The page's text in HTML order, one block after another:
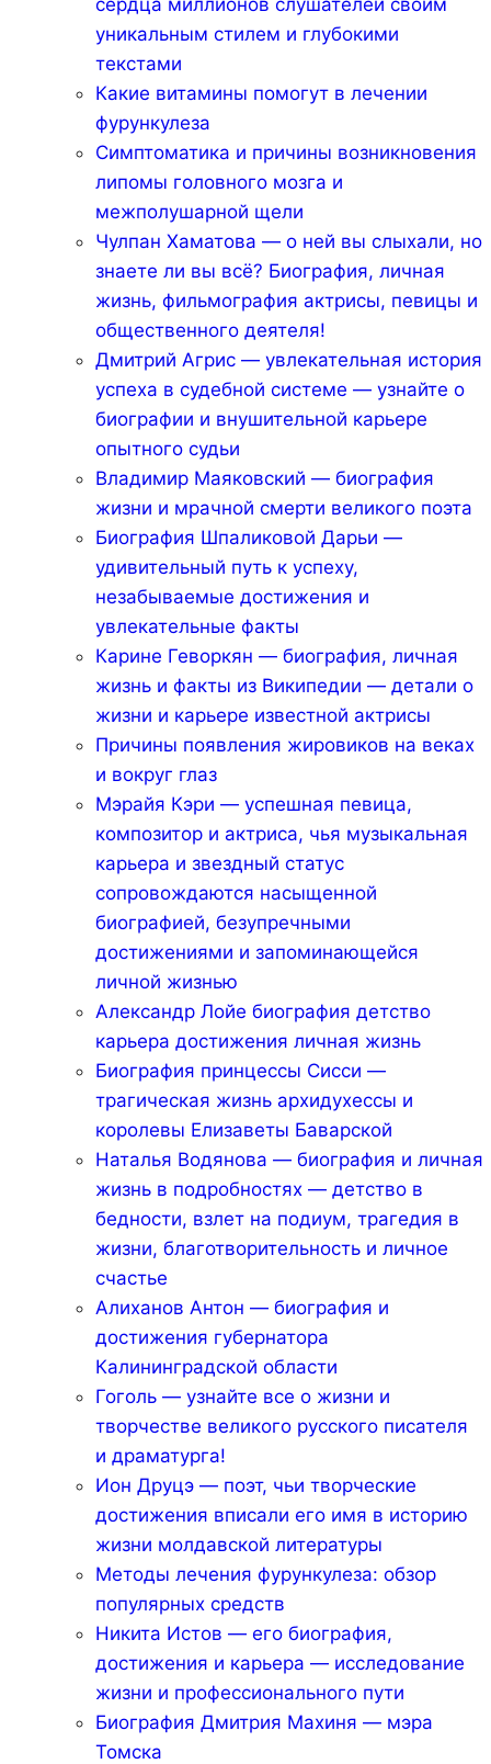
уникальным стилем и глубокими
текстами
Какие витамины помогут в лечении
фурункулеза
Симптоматика и причины возникновения
липомы головного мозга и
межполушарной щели
Чулпан Хаматова — о ней вы слыхали, но
знаете ли вы всё? Биография, личная
жизнь, фильмография актрисы, певицы и
общественного деятеля!
Дмитрий Агрис — увлекательная история
успеха в судебной системе — узнайте о
биографии и внушительной карьере
опытного судьи
Владимир Маяковский — биография
жизни и мрачной смерти великого поэта
Биография Шпаликовой Дарьи —
удивительный путь к успеху,
незабываемые достижения и
увлекательные факты
Карине Геворкян — биография, личная
жизнь и факты из Википедии — детали о
жизни и карьере известной актрисы
Причины появления жировиков на веках
и вокруг глаз
Мэрайя Кэри — успешная певица,
композитор и актриса, чья музыкальная
карьера и звездный статус
сопровождаются насыщенной
биографией, безупречными
достижениями и запоминающейся
личной жизнью
Александр Лойе биография детство
карьера достижения личная жизнь
Биография принцессы Сисси —
трагическая жизнь архидухессы и
королевы Елизаветы Баварской
Наталья Водянова — биография и личная
жизнь в подробностях — детство в
бедности, взлет на подиум, трагедия в
жизни, благотворительность и личное
счастье
Алиханов Антон — биография и
достижения губернатора
Калининградской области
Гоголь — узнайте все о жизни и
творчестве великого русского писателя
и драматурга!
Ион Друцэ — поэт, чьи творческие
достижения вписали его имя в историю
жизни молдавской литературы
Методы лечения фурункулеза: обзор
популярных средств
Никита Истов — его биография,
достижения и карьера — исследование
жизни и профессионального пути
Биография Дмитрия Махиня — мэра
Томска